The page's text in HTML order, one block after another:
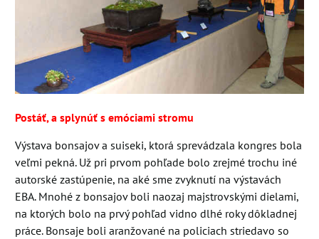
Postáť, a splynúť s emóciami stromu
Výstava bonsajov a suiseki, ktorá sprevádzala kongres bola
veľmi pekná. Už pri prvom pohľade bolo zrejmé trochu iné
autorské zastúpenie, na aké sme zvyknutí na výstavách
EBA. Mnohé z bonsajov boli naozaj majstrovskými dielami,
na ktorých bolo na prvý pohľad vidno dlhé roky dôkladnej
práce. Bonsaje boli aranžované na policiach striedavo so